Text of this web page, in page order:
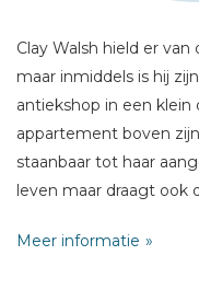
Clay Walsh hield er
maar inmiddels is hij
antiekshop in een
appartement boven
staanbaar tot haar
leven maar draagt ook
Clay in het leven staat
Meer informatie
* = verplicht